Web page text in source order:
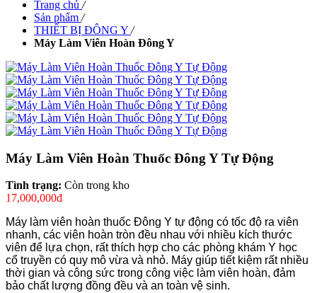
Trang chủ /
Sản phẩm /
THIẾT BỊ ĐÔNG Y /
Máy Làm Viên Hoàn Đông Y
Máy Làm Viên Hoàn Thuốc Đông Y Tự Động
Tình trạng: Còn trong kho
17,000,000đ
Máy làm viên hoàn thuốc Đông Y tự động có tốc độ ra viên
nhanh, các viên hoàn tròn đều nhau với nhiều kích thước
viên để lựa chọn, rất thích hợp cho các phòng khám Y học
cổ truyền có quy mô vừa và nhỏ. Máy giúp tiết kiệm rất nhiều
thời gian và công sức trong công việc làm viên hoàn, đảm
bảo chất lượng đồng đều và an toàn vệ sinh.